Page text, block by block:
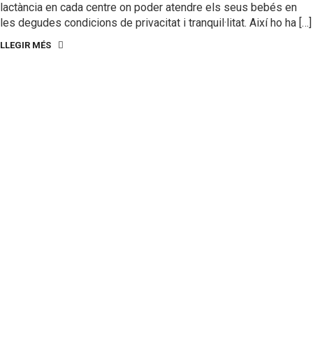
lactància en cada centre on poder atendre els seus bebés en
les degudes condicions de privacitat i tranquil·litat. Així ho ha […]
LLEGIR MÉS